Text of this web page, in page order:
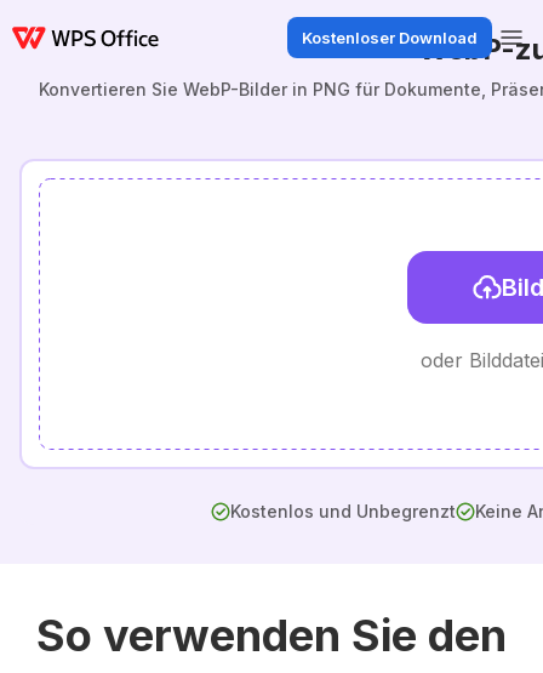
Kostenloser Download
WebP-
Konvertieren Sie WebP-Bilder in PNG für Dokumente,
oder
Kostenlos und Unbegrenzt Keine
So verwenden Sie den